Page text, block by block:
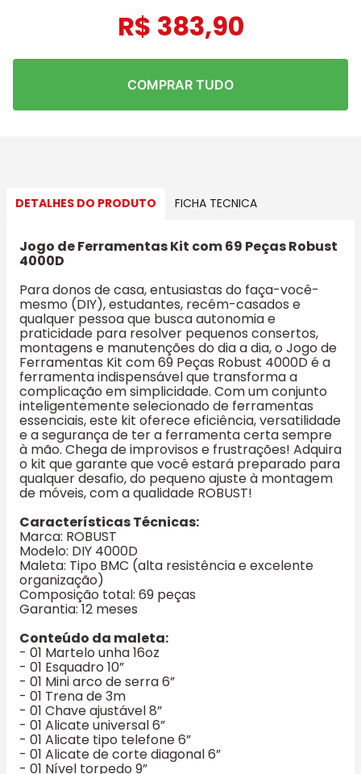
R$ 383,90
COMPRAR TUDO
DETALHES DO PRODUTO FICHA TECNICA
Jogo de Ferramentas Kit com 69 Peças Robust
4000D
Para donos de casa, entusiastas do faça-você-
mesmo (DIY), estudantes, recém-casados e
qualquer pessoa que busca autonomia e
praticidade para resolver pequenos consertos,
montagens e manutenções do dia a dia, o Jogo de
Ferramentas Kit com 69 Peças Robust 4000D é a
ferramenta indispensável que transforma a
complicação em simplicidade. Com um conjunto
inteligentemente selecionado de ferramentas
essenciais, este kit oferece eficiência, versatilidade
e a segurança de ter a ferramenta certa sempre
à mão. Chega de improvisos e frustrações! Adquira
o kit que garante que você estará preparado para
qualquer desafio, do pequeno ajuste à montagem
de móveis, com a qualidade ROBUST!
Características Técnicas:
Marca: ROBUST
Modelo: DIY 4000D
Maleta: Tipo BMC (alta resistência e excelente
organização)
Composição total: 69 peças
Garantia: 12 meses
Conteúdo da maleta:
- 01 Martelo unha 16oz
- 01 Esquadro 10”
- 01 Mini arco de serra 6”
- 01 Trena de 3m
- 01 Chave ajustável 8”
- 01 Alicate universal 6”
- 01 Alicate tipo telefone 6”
- 01 Alicate de corte diagonal 6”
- 01 Nível torpedo 9”